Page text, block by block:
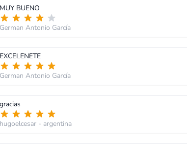
MUY BUENO
German Antonio García
EXCELENETE
German Antonio García
gracias
hugoelcesar - argentina